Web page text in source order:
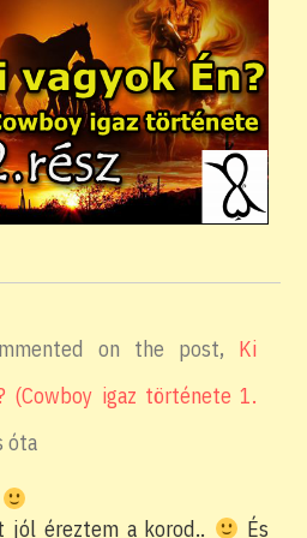
on the post, Ki
(Cowboy igaz története 1.
óta
jól éreztem a korod..
És